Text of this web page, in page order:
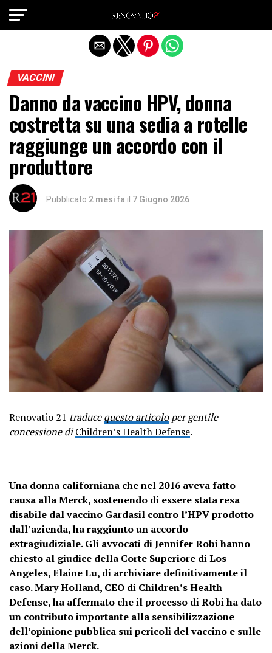
VACCINI
Danno da vaccino HPV, donna
costretta su una sedia a rotelle
raggiunge un accordo con il
produttore
Pubblicato 2 mesi fa il 7 Giugno 2026
Renovatio 21 traducequesto articoloper gentile
concessione di Children’s Health Defense.
Una donna californiana che nel 2016 aveva fatto
causa alla Merck, sostenendo di essere stata resa
disabile dal vaccino Gardasil contro l’HPV prodotto
dall’azienda, ha raggiunto un accordo
extragiudiziale. Gli avvocati di Jennifer Robi hanno
chiesto al giudice della Corte Superiore di Los
Angeles, Elaine Lu, di archiviare definitivamente il
caso. Mary Holland, CEO di Children’s Health
Defense, ha affermato che il processo di Robi ha dato
un contributo importante alla sensibilizzazione
dell’opinione pubblica sui pericoli del vaccino e sulle
azioni della Merck.
Exit mobile version